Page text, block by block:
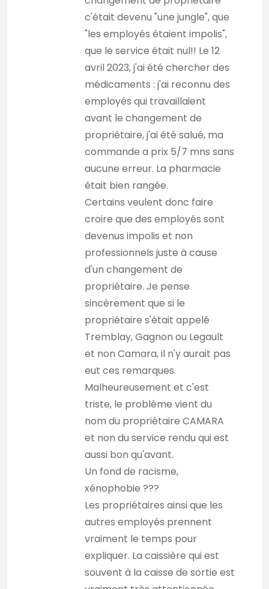
c'était devenu "une jungle", que
"les employés étaient impolis",
que le service était nul!! Le 12
avril 2023, j'ai été chercher des
médicaments : j'ai reconnu des
employés qui travaillaient
avant le changement de
propriétaire, j'ai été salué, ma
commande a prix 5/7 mns sans
aucune erreur. La pharmacie
était bien rangée.
Certains veulent donc faire
croire que des employés sont
devenus impolis et non
professionnels juste à cause
d'un changement de
propriétaire. Je pense
sincèrement que si le
propriétaire s'était appelé
Tremblay, Gagnon ou Legault
et non Camara, il n'y aurait pas
eut ces remarques.
Malheureusement et c'est
triste, le problème vient du
nom du propriétaire CAMARA
et non du service rendu qui est
aussi bon qu'avant.
Un fond de racisme,
xénophobie ???
Les propriétaires ainsi que les
autres employés prennent
vraiment le temps pour
expliquer. La caissière qui est
souvent à la caisse de sortie est